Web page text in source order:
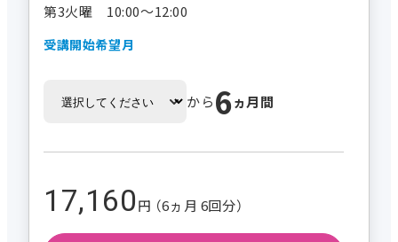
第3火曜 10:00～12:00
受講開始希望月
から6ヵ月間
17,160円 （6ヵ月 6回分）